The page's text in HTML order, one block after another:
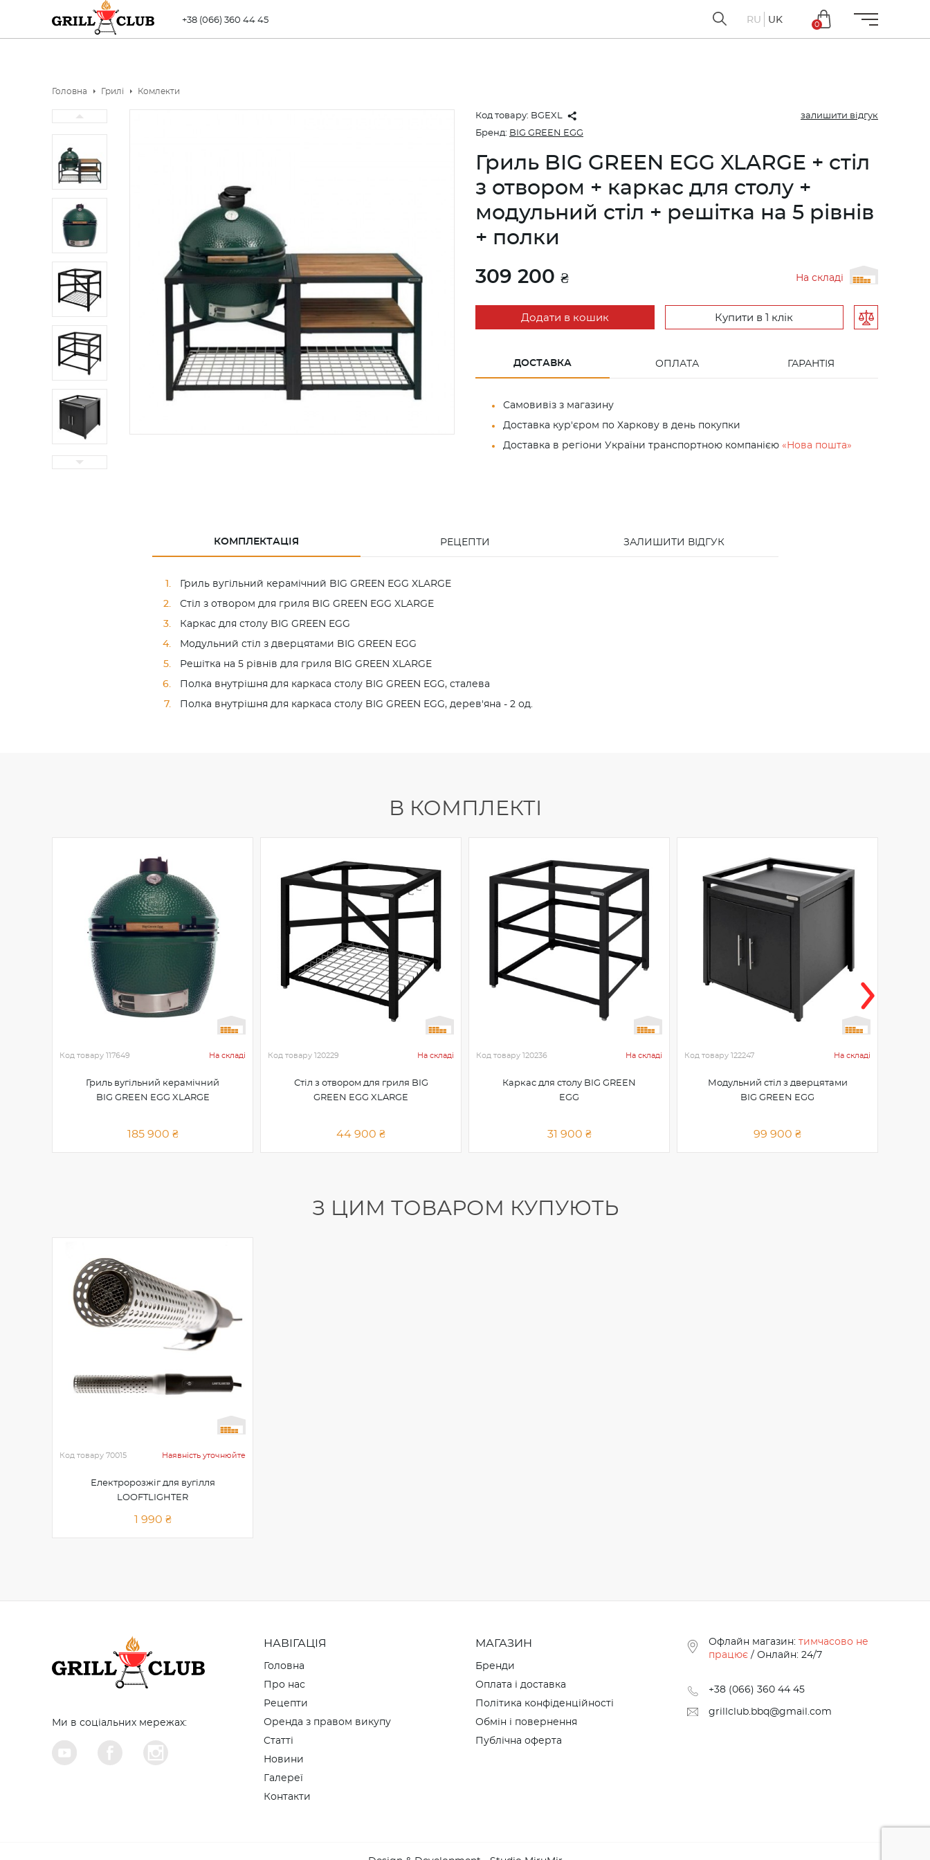
+38 (066) 360 44 45 RU UK
0
Головна Грилі Комлекти
Код товару: BGEXL
залишити відгук
Бренд: BIG GREEN EGG
Гриль BIG GREEN EGG XLARGE + стіл
з отвором + каркас для столу +
модульний стіл + решітка на 5 рівнів
+ полки
309 200 ₴ На складі
Додати в кошик Купити в 1 клік
ДОСТАВКА ОПЛАТА ГАРАНТІЯ
Самовивіз з магазину
Доставка кур'єром по Харкову в день покупки
Доставка в регіони України транспортною компанією «Нова пошта»
КОМПЛЕКТАЦІЯ РЕЦЕПТИ ЗАЛИШИТИ ВІДГУК
Гриль вугільний керамічний BIG GREEN EGG XLARGE
Стіл з отвором для гриля BIG GREEN EGG XLARGE
Каркас для столу BIG GREEN EGG
Модульний стіл з дверцятами BIG GREEN EGG
Решітка на 5 рівнів для гриля BIG GREEN XLARGE
Полка внутрішня для каркаса столу BIG GREEN EGG, сталева
Полка внутрішня для каркаса столу BIG GREEN EGG, дерев'яна - 2 од.
В КОМПЛЕКТІ
Код товару 117649 На складі
Гриль вугільний керамічний
BIG GREEN EGG XLARGE
185 900 ₴
Код товару 120229 На складі
Стіл з отвором для гриля BIG
GREEN EGG XLARGE
44 900 ₴
Код товару 120236 На складі
Каркас для столу BIG GREEN
EGG
31 900 ₴
Код товару 122247 На складі
Модульний стіл з дверцятами
BIG GREEN EGG
99 900 ₴
З ЦИМ ТОВАРОМ КУПУЮТЬ
Код товару 70015 Наявність уточнюйте
Електророзжіг для вугілля
LOOFTLIGHTER
1 990 ₴
Ми в соціальних мережах:
НАВІГАЦІЯ
Головна
Про нас
Рецепти
Оренда з правом викупу
Cтатті
Новини
Галереї
Контакти
МАГАЗИН
Бренди
Оплата і доставка
Політика конфіденційності
Обмін і повернення
Публічна оферта
Офлайн магазин: тимчасово не
працює / Онлайн: 24/7
+38 (066) 360 44 45
grillclub.bbq@gmail.com